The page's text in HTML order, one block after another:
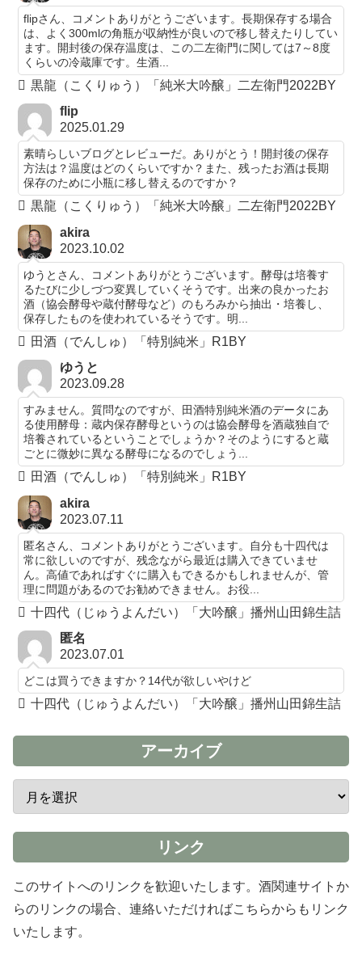
flipさん、コメントありがとうございます。長期保存する場合
は、よく300mlの角瓶が収納性が良いので移し替えたりしてい
ます。開封後の保存温度は、この二左衛門に関しては7～8度
くらいの冷蔵庫です。生酒...
黒龍（こくりゅう）「純米大吟醸」二左衛門2022BY
flip
2025.01.29
素晴らしいブログとレビューだ。ありがとう！開封後の保存
方法は？温度はどのくらいですか？また、残ったお酒は長期
保存のために小瓶に移し替えるのですか？
黒龍（こくりゅう）「純米大吟醸」二左衛門2022BY
akira
2023.10.02
ゆうとさん、コメントありがとうございます。酵母は培養す
るたびに少しづつ変異していくそうです。出来の良かったお
酒（協会酵母や蔵付酵母など）のもろみから抽出・培養し、
保存したものを使われているそうです。明...
田酒（でんしゅ）「特別純米」R1BY
ゆうと
2023.09.28
すみません。質問なのですが、田酒特別純米酒のデータにあ
る使用酵母：蔵内保存酵母というのは協会酵母を酒蔵独自で
培養されているということでしょうか？そのようにすると蔵
ごとに微妙に異なる酵母になるのでしょう...
田酒（でんしゅ）「特別純米」R1BY
akira
2023.07.11
匿名さん、コメントありがとうございます。自分も十四代は
常に欲しいのですが、残念ながら最近は購入できていませ
ん。高値であればすぐに購入もできるかもしれませんが、管
理に問題があるのでお勧めできません。お役...
十四代（じゅうよんだい）「大吟醸」播州山田錦生詰
匿名
2023.07.01
どこは買うできますか？14代が欲しいやけど
十四代（じゅうよんだい）「大吟醸」播州山田錦生詰
アーカイブ
リンク
このサイトへのリンクを歓迎いたします。酒関連サイトか
らのリンクの場合、連絡いただければこちらからもリンク
いたします。